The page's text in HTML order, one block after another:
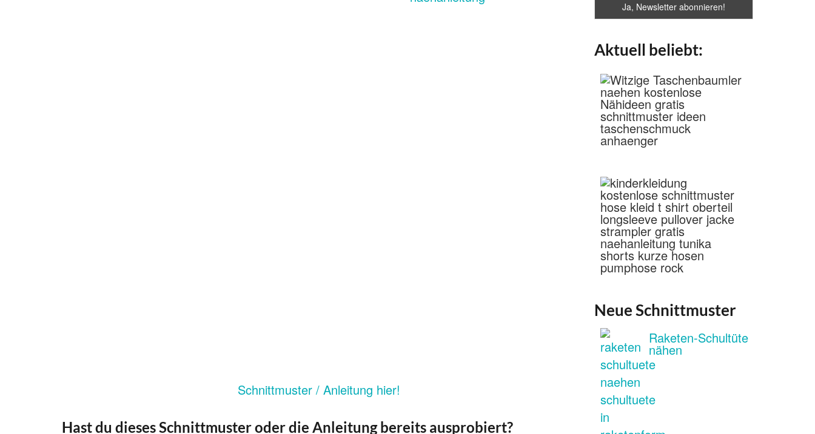
Schnittmuster / Anleitung hier!
Hast du dieses Schnittmuster oder die Anleitung bereits ausprobiert?
Aktuell beliebt:
Neue Schnittmuster
Raketen-Schultüte
nähen